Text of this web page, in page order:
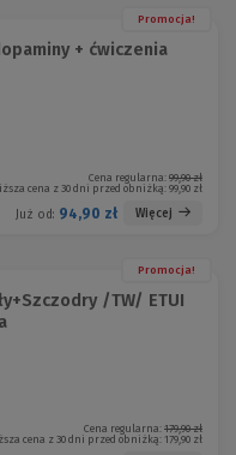
Promocja!
+ ćwiczenia
Cena regularna: 99,90 zł
cena z 30 dni przed obniżką:99,90 zł
Już od: 94,90 zł Więcej
Promocja!
/TW/ ETUI
Cena regularna: 179,90 zł
cena z 30 dni przed obniżką:179,90 zł